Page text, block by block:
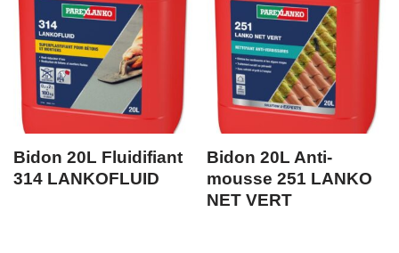
Bidon 20L Fluidifiant
314 LANKOFLUID
Bidon 20L Anti-
mousse 251 LANKO
NET VERT